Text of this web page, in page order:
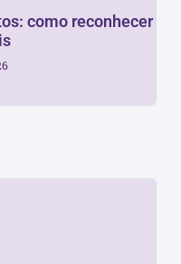
como reconhecer